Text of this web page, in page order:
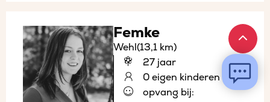
Femke
Wehl(13,1 km)
27 jaar
0 eigen kinderen
opvang bij: